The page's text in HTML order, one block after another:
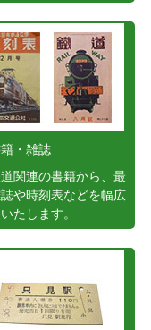
・雑誌
関連の書籍から、最
や時刻表などを幅広
たします。